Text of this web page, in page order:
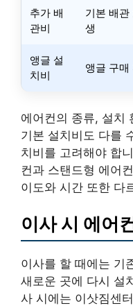
추가 배
관비
기본 배관
생
앵글 설
치비
앵글 구매
에어컨의 종류, 설치
기본 설치비도 다를
치비를 고려해야 합
컨과 스탠드형 에어
이도와 시간 또한 다
이사 시 에어
이사를 할 때에는 기
새로운 곳에 다시 설
사 시에는 이삿짐센